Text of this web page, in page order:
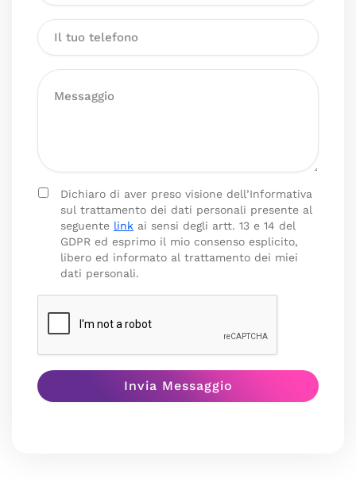
Dichiaro di aver preso visione dell’Informativa
sul trattamento dei dati personali presente al
seguente link ai sensi degli artt. 13 e 14 del
GDPR ed esprimo il mio consenso esplicito,
libero ed informato al trattamento dei miei
dati personali.